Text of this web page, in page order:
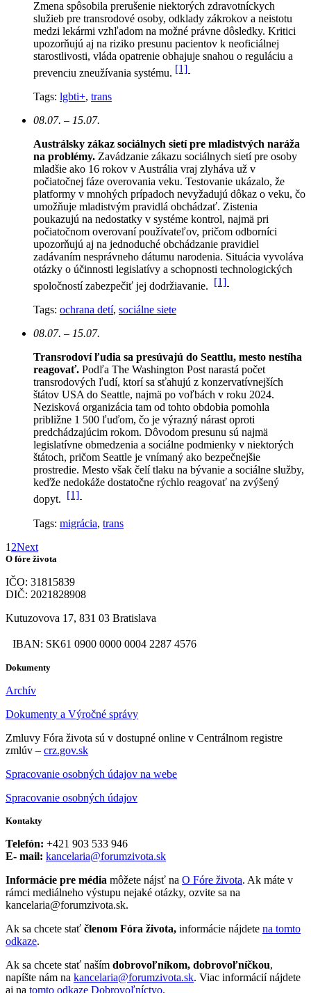
Zmena spôsobila prerušenie niektorých zdravotníckych
služieb pre transrodové osoby, odklady zákrokov a neistotu
medzi lekármi vzhľadom na možné právne dôsledky. Kritici
upozorňujú aj na riziko presunu pacientov k neoficiálnej
starostlivosti, vláda opatrenie obhajuje snahou o reguláciu a
prevenciu zneužívania systému. [1]
Tags: lgbti+, trans
08.07. – 15.07.
Austrálsky zákaz sociálnych sietí pre mladistvých naráža
na problémy. Zavádzanie zákazu sociálnych sietí pre osoby
mladšie ako 16 rokov v Austrália vraj zlyháva už v
počiatočnej fáze overovania veku. Testovanie ukázalo, že
platformy v mnohých prípadoch nevyžadujú dôkaz o veku, čo
umožňuje mladistvým pravidlá obchádzať. Zistenia
poukazujú na nedostatky v systéme kontrol, najmä pri
počiatočnom overovaní používateľov, pričom odborníci
upozorňujú aj na jednoduché obchádzanie pravidiel
zadávaním nesprávneho dátumu narodenia. Situácia vyvoláva
otázky o účinnosti legislatívy a schopnosti technologických
spoločností zabezpečiť jej dodržiavanie. [1]
Tags: ochrana detí, sociálne siete
08.07. – 15.07.
Transrodoví ľudia sa presúvajú do Seattlu, mesto nestíha
reagovať. Podľa The Washington Post narastá počet
transrodových ľudí, ktorí sa sťahujú z konzervatívnejších
štátov USA do Seattle, najmä po voľbách v roku 2024.
Nezisková organizácia tam od tohto obdobia pomohla
približne 1 500 ľuďom, čo je výrazný nárast oproti
predchádzajúcim rokom. Dôvodom presunu sú najmä
legislatívne obmedzenia a sociálne podmienky v niektorých
štátoch, pričom Seattle je vnímaný ako bezpečnejšie
prostredie. Mesto však čelí tlaku na bývanie a sociálne služby,
keďže nedokáže dostatočne rýchlo reagovať na zvýšený
dopyt. [1]
Tags: migrácia, trans
1 2Next
O fóre života
IČO: 31815839
DIČ: 2021828908
Kutuzovova 17, 831 03 Bratislava
IBAN: SK61 0900 0000 0004 2287 4576
Dokumenty
Archív
Dokumenty a Výročné správy
Zmluvy Fóra života sú v dostupné online v Centrálnom registre
zmlúv – crz.gov.sk
Spracovanie osobných údajov na webe
Spracovanie osobných údajov
Kontakty
Telefón: +421 903 533 946
E- mail: kancelaria@forumzivota.sk
Informácie pre média môžete nájsť na O Fóre života. Ak máte v
rámci mediálneho výstupu nejaké otázky, ozvite sa na
kancelaria@forumzivota.sk.
Ak sa chcete stať členom Fóra života, informácie nájdete na tomto
odkaze.
Ak sa chcete stať naším dobrovoľníkom, dobrovoľníčkou,
napíšte nám na kancelaria@forumzivota.sk. Viac informácií nájdete
aj na tomto odkaze Dobrovoľníctvo.